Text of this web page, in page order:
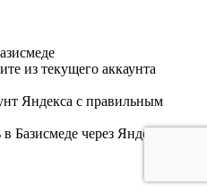
из текущего аккаунта
Яндекса с правильным
Базисмеде через Яндекс ID